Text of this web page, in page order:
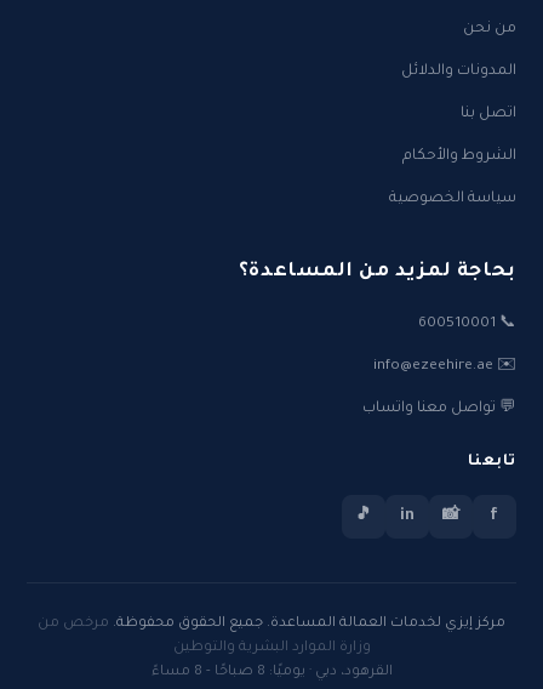
من نحن
المدونات والدلائل
اتصل بنا
الشروط والأحكام
سياسة الخصوصية
بحاجة لمزيد من المساعدة؟
📞 600510001
✉️ info@ezeehire.ae
💬 تواصل معنا واتساب
تابعنا
f
📸
in
🎵
مركز إيزي لخدمات العمالة المساعدة. جميع الحقوق محفوظة. مرخص من
وزارة الموارد البشرية والتوطين
القرهود، دبي · يوميًا: 8 صباحًا - 8 مساءً